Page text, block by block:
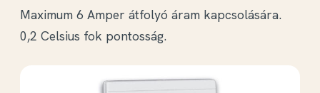
Maximum 6 Amper átfolyó áram kapcsolására.
0,2 Celsius fok pontosság.